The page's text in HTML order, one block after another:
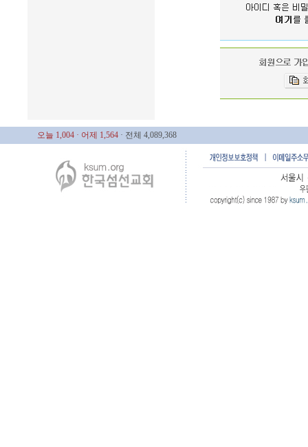
오늘 1,004 · 어제 1,564 · 전체 4,089,368